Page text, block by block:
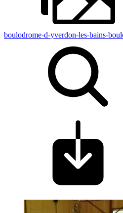
boulodrome-d-yverdon-les-bains-